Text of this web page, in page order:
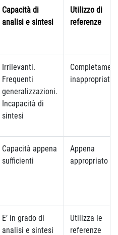
Capacità di
analisi e sintesi
Utilizzo di
referenze
Irrilevanti.
Frequenti
generalizzazioni.
Incapacità di
sintesi
inappropriato
Capacità appena
sufficienti
Appena
appropriato
E’ in grado di
analisi e sintesi
Utilizza le
referenze